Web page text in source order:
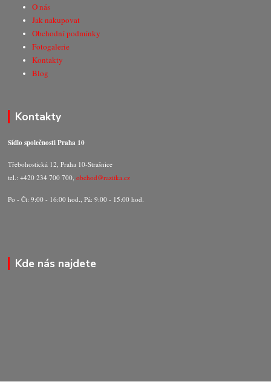
O nás
Jak nakupovat
Obchodní podmínky
Fotogalerie
Kontakty
Blog
Kontakty
Sídlo společnosti Praha 10
Třebohostická 12, Praha 10-Strašnice
tel.: +420 234 700 700,obchod@razitka.cz
Po - Čt: 9:00 - 16:00 hod., Pá: 9:00 - 15:00 hod.
Kde nás najdete